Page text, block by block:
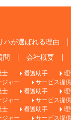
ハが選ばれる理由
問
会社概要
士 看護助手
ジャー サービス提
士 看護助手
ジャー サービス提
士 看護助手
ジャー サービス提